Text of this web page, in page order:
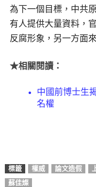
為下一個目標，中共
有人提供大量資料，
反腐形象，另一方面
★相關閱讀：
中國前博士生
名權
標籤 權威 論文造假
蘇佳燦